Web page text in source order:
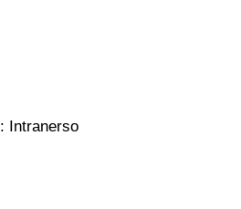
: Intranerso